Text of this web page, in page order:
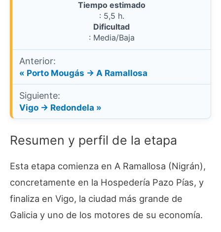
Tiempo estimado
: 5,5 h.
Dificultad
: Media/Baja
Anterior:
« Porto Mougás → A Ramallosa
Siguiente:
Vigo → Redondela »
Resumen y perfil de la etapa
Esta etapa comienza en A Ramallosa (Nigrán),
concretamente en la Hospedería Pazo Pías, y
finaliza en Vigo, la ciudad más grande de
Galicia y uno de los motores de su economía.